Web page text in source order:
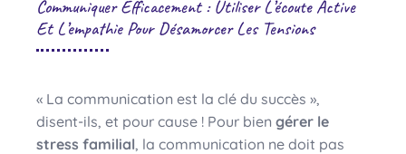
Communiquer Efficacement : Utiliser L’écoute Active
Et L’empathie Pour Désamorcer Les Tensions
« La communication est la clé du succès »,
disent-ils, et pour cause ! Pour bien gérer le
stress familial, la communication ne doit pas